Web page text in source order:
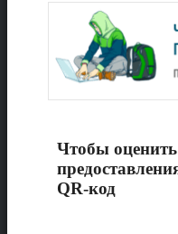
Чтобы
QR-код